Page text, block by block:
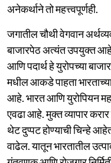
अनेकर्थाने तो महत्त्वपूर्णही.
जगातील चौथी वेगवान
बाजारपेठ अत्यंत उपयुक्त
आणि पदार्थ हे युरोपच्या
मधील आकडे पाहता
आहे. भारत आणि युरोपियन
एवढा आहे. मुक्त व्यापार
थेट दुप्पट होण्याची चिन्हे
वाढेल. यातून भारतातील